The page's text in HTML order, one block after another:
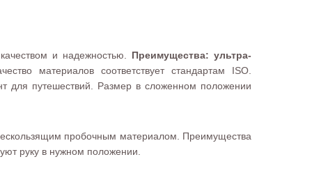
и надежностью. Преимущества: ультра-
материалов соответствует стандартам ISO.
для путешествий. Размер в сложенном положении
пробочным материалом. Преимущества
руку в нужном положении.